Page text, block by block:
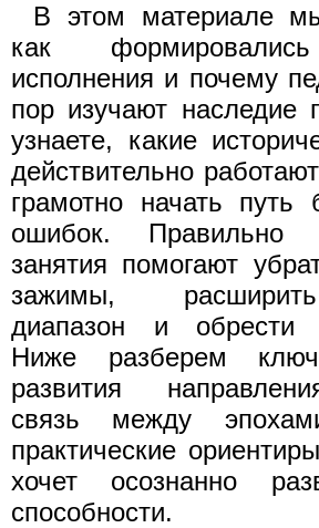
В этом материале
как
исполнения и почему
пор изучают наследие
узнаете, какие
действительно
грамотно начать путь
ошибок. Правильно
занятия помогают
зажимы,
диапазон и обрести
Ниже разберем
развития
связь между
практические
хочет осознанно
способности.